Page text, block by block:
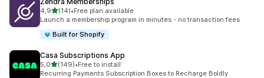
4,9z 5 hvězd
(14)
Celkový počet recenzí: 14
•Free plan available
Launch a membership program in minutes - no transaction fees
Built for Shopify
Casa Subscriptions App
5,0z 5 hvězd
(149)
Celkový počet recenzí: 149
•Free to install
Recurring Payments Subscription Boxes to Recharge Boldly